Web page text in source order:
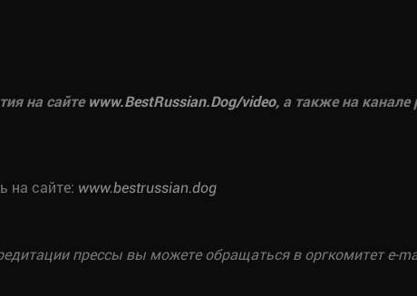
на сайтеwww.BestRussian.Dog/video, а также на канале
на сайте: www.bestrussian.dog
прессы вы можете обращаться в оргкомитет e-